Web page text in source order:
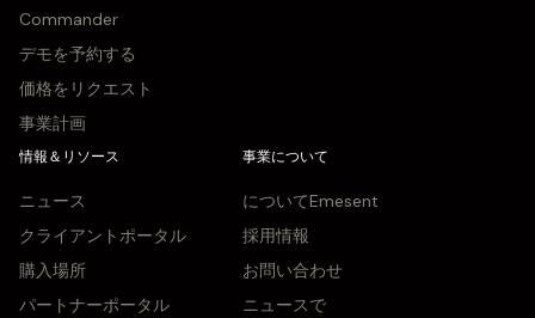
Commander
デモを予約する
価格をリクエスト
事業計画
情報＆リソース
ニュース
クライアントポータル
購入場所
パートナーポータル
事業について
についてEmesent
採用情報
お問い合わせ
ニュースで